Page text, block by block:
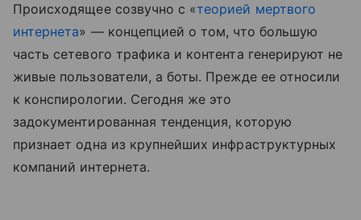
Происходящее созвучно с «теорией мертвого
интернета» — концепцией о том, что большую
часть сетевого трафика и контента генерируют не
живые пользователи, а боты. Прежде ее относили
к конспирологии. Сегодня же это
задокументированная тенденция, которую
признает одна из крупнейших инфраструктурных
компаний интернета.